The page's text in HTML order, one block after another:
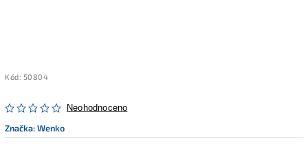
Kód: 50804
Neohodnoceno
Značka:Wenko